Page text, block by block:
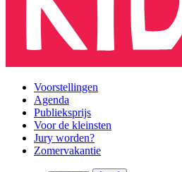
Voorstellingen
Agenda
Publieksprijs
Voor de kleinsten
Jury worden?
Zomervakantie